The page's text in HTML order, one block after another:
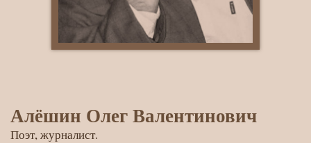
Алёшин Олег Валентинович
Поэт, журналист.